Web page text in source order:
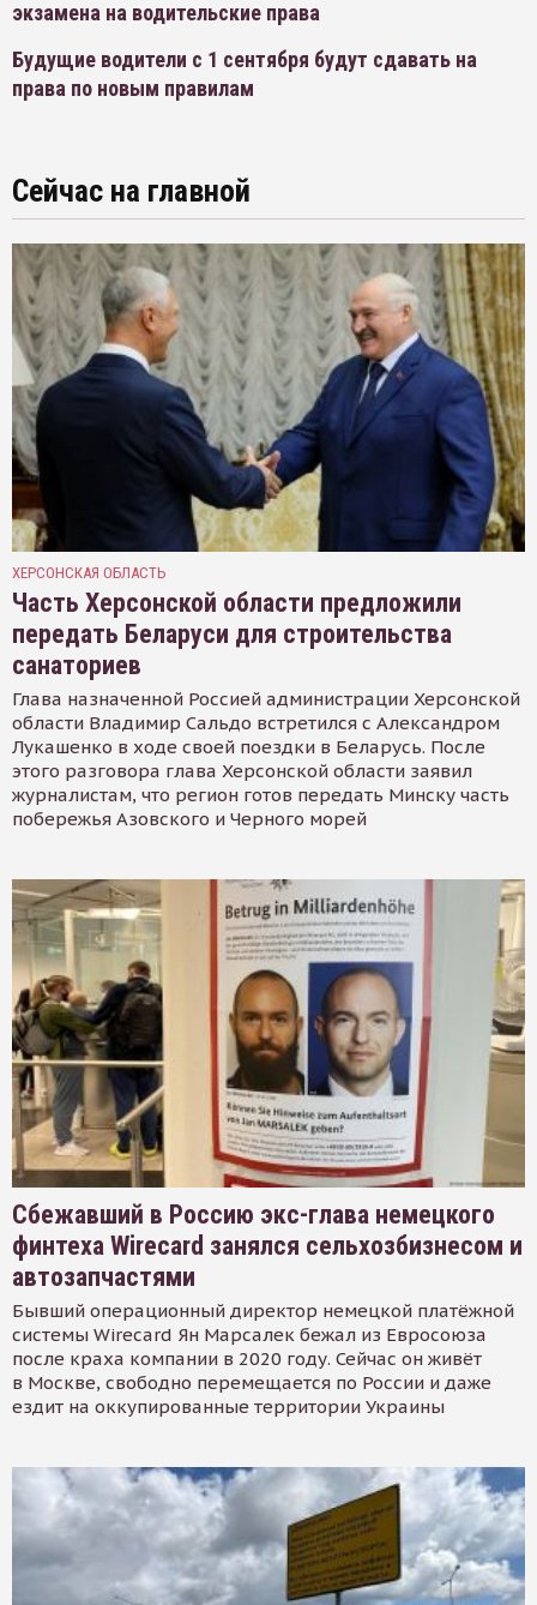
экзамена на водительские права
Будущие водители с 1 сентября будут сдавать на
права по новым правилам
Сейчас на главной
ХЕРСОНСКАЯ ОБЛАСТЬ
Часть Херсонской области предложили
передать Беларуси для строительства
санаториев
Глава назначенной Россией администрации Херсонской
области Владимир Сальдо встретился с Александром
Лукашенко в ходе своей поездки в Беларусь. После
этого разговора глава Херсонской области заявил
журналистам, что регион готов передать Минску часть
побережья Азовского и Черного морей
Сбежавший в Россию экс-глава немецкого
финтеха Wirecard занялся сельхозбизнесом и
автозапчастями
Бывший операционный директор немецкой платёжной
системы Wirecard Ян Марсалек бежал из Евросоюза
после краха компании в 2020 году. Сейчас он живёт
в Москве, свободно перемещается по России и даже
ездит на оккупированные территории Украины